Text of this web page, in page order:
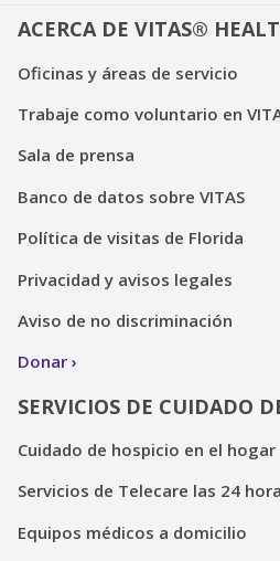
ACERCA DE VITAS®
Oficinas y áreas de servicio
Trabaje como voluntario en
Sala de prensa
Banco de datos sobre VITAS
Política de visitas de Florida
Privacidad y avisos legales
Aviso de no discriminación
Donar
SERVICIOS DE CUIDADO
Cuidado de hospicio en el hogar
Servicios de Telecare las 24
Equipos médicos a domicilio